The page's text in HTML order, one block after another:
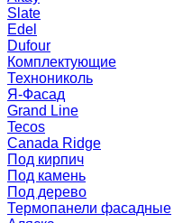
Slate
Edel
Dufour
Комплектующие
Технониколь
Я-Фасад
Grand Line
Tecos
Canada Ridge
Под кирпич
Под камень
Под дерево
Термопанели фасадные